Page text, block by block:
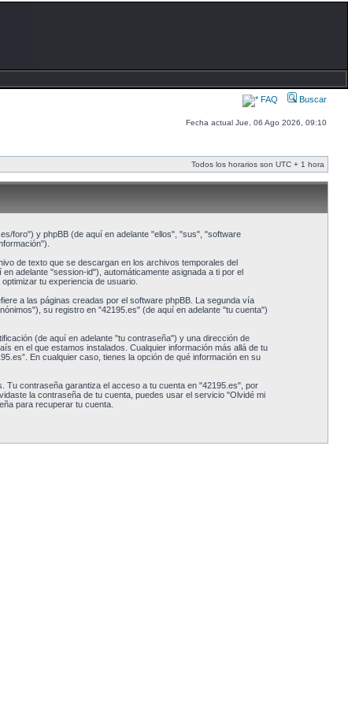
FAQ Buscar
Fecha actual Jue, 06 Ago 2026, 09:10
Todos los horarios son UTC + 1 hora
foro") y phpBB (de aquí en adelante "ellos", "sus", "software
de texto que se descargan en los archivos temporales del
adelante "session-id"), automáticamente asignada a ti por el
tu experiencia de usuario.
a las páginas creadas por el software phpBB. La segunda vía
su registro en "42195.es" (de aquí en adelante "tu cuenta")
(de aquí en adelante "tu contraseña") y una dirección de
en el que estamos instalados. Cualquier información más allá de tu
En cualquier caso, tienes la opción de qué información en su
Tu contraseña garantiza el acceso a tu cuenta en "42195.es", por
la contraseña de tu cuenta, puedes usar el servicio "Olvidé mi
para recuperar tu cuenta.